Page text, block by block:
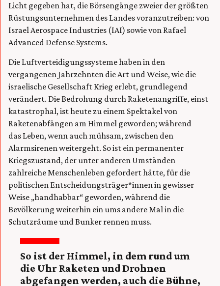
Licht gegeben hat, die Börsengänge zweier der größten
Rüstungsunternehmen des Landes voranzutreiben: von
Israel Aerospace Industries (IAI) sowie von Rafael
Advanced Defense Systems.
Die Luftverteidigungssysteme haben in den
vergangenen Jahrzehnten die Art und Weise, wie die
israelische Gesellschaft Krieg erlebt, grundlegend
verändert. Die Bedrohung durch Raketenangriffe, einst
katastrophal, ist heute zu einem Spektakel von
Raketenabfängen am Himmel geworden; während
das Leben, wenn auch mühsam, zwischen den
Alarmsirenen weitergeht. So ist ein permanenter
Kriegszustand, der unter anderen Umständen
zahlreiche Menschenleben gefordert hätte, für die
politischen Entscheidungsträger*innen in gewisser
Weise „handhabbar“ geworden, während die
Bevölkerung weiterhin ein ums andere Mal in die
Schutzräume und Bunker rennen muss.
So ist der Himmel, in dem rund um
die Uhr Raketen und Drohnen
abgefangen werden, auch die Bühne,